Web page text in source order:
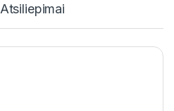
Atsiliepimai